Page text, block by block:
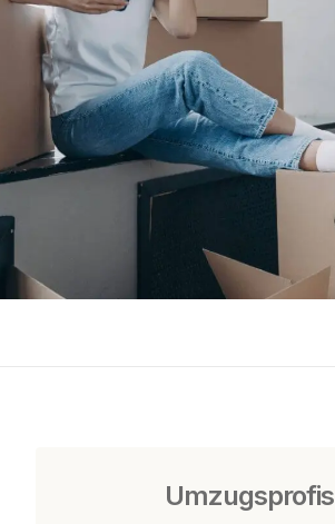
Umzugsprofis